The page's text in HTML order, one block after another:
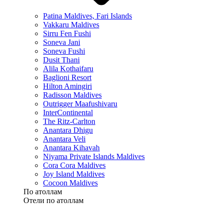
Patina Maldives, Fari Islands
Vakkaru Maldives
Sirru Fen Fushi
Soneva Jani
Soneva Fushi
Dusit Thani
Alila Kothaifaru
Baglioni Resort
Hilton Amingiri
Radisson Maldives
Outrigger Maafushivaru
InterContinental
The Ritz-Carlton
Anantara Dhigu
Anantara Veli
Anantara Kihavah
Niyama Private Islands Maldives
Cora Cora Maldives
Joy Island Maldives
Cocoon Maldives
По атоллам
Отели по атоллам